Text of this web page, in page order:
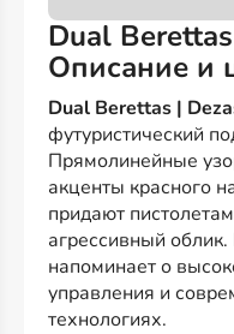
Dual
Описание и
Dual Berettas |
футуристический
Прямолинейные
акценты красного
придают
агрессивный
напоминает о
управления и
технологиях.